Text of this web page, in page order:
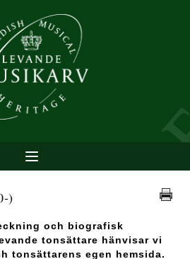
)
och biografisk
tonsättare hänvisar vi
tonsättarens egen hemsida.